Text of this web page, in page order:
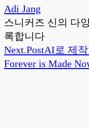
Adi Jang
스니커즈 신의 다
록합니다
Next.PostAI로 제
Forever is Made